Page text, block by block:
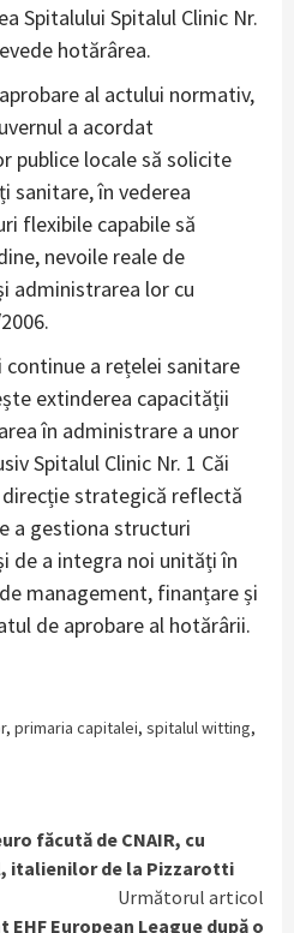
Spitalului Spitalul Clinic Nr.
hotărârea.
al actului normativ,
a acordat
publice locale să solicite
sanitare, în vederea
flexibile capabile să
nevoile reale de
administrarea lor cu
a rețelei sanitare
extinderea capacității
în administrare a unor
Spitalul Clinic Nr. 1 Căi
strategică reflectă
a gestiona structuri
de a integra noi unități în
management, finanțare și
de aprobare al hotărârii.
, primaria capitalei, spitalul witting,
făcută de CNAIR, cu
italienilor de la Pizzarotti
Următorul articol
European League după o